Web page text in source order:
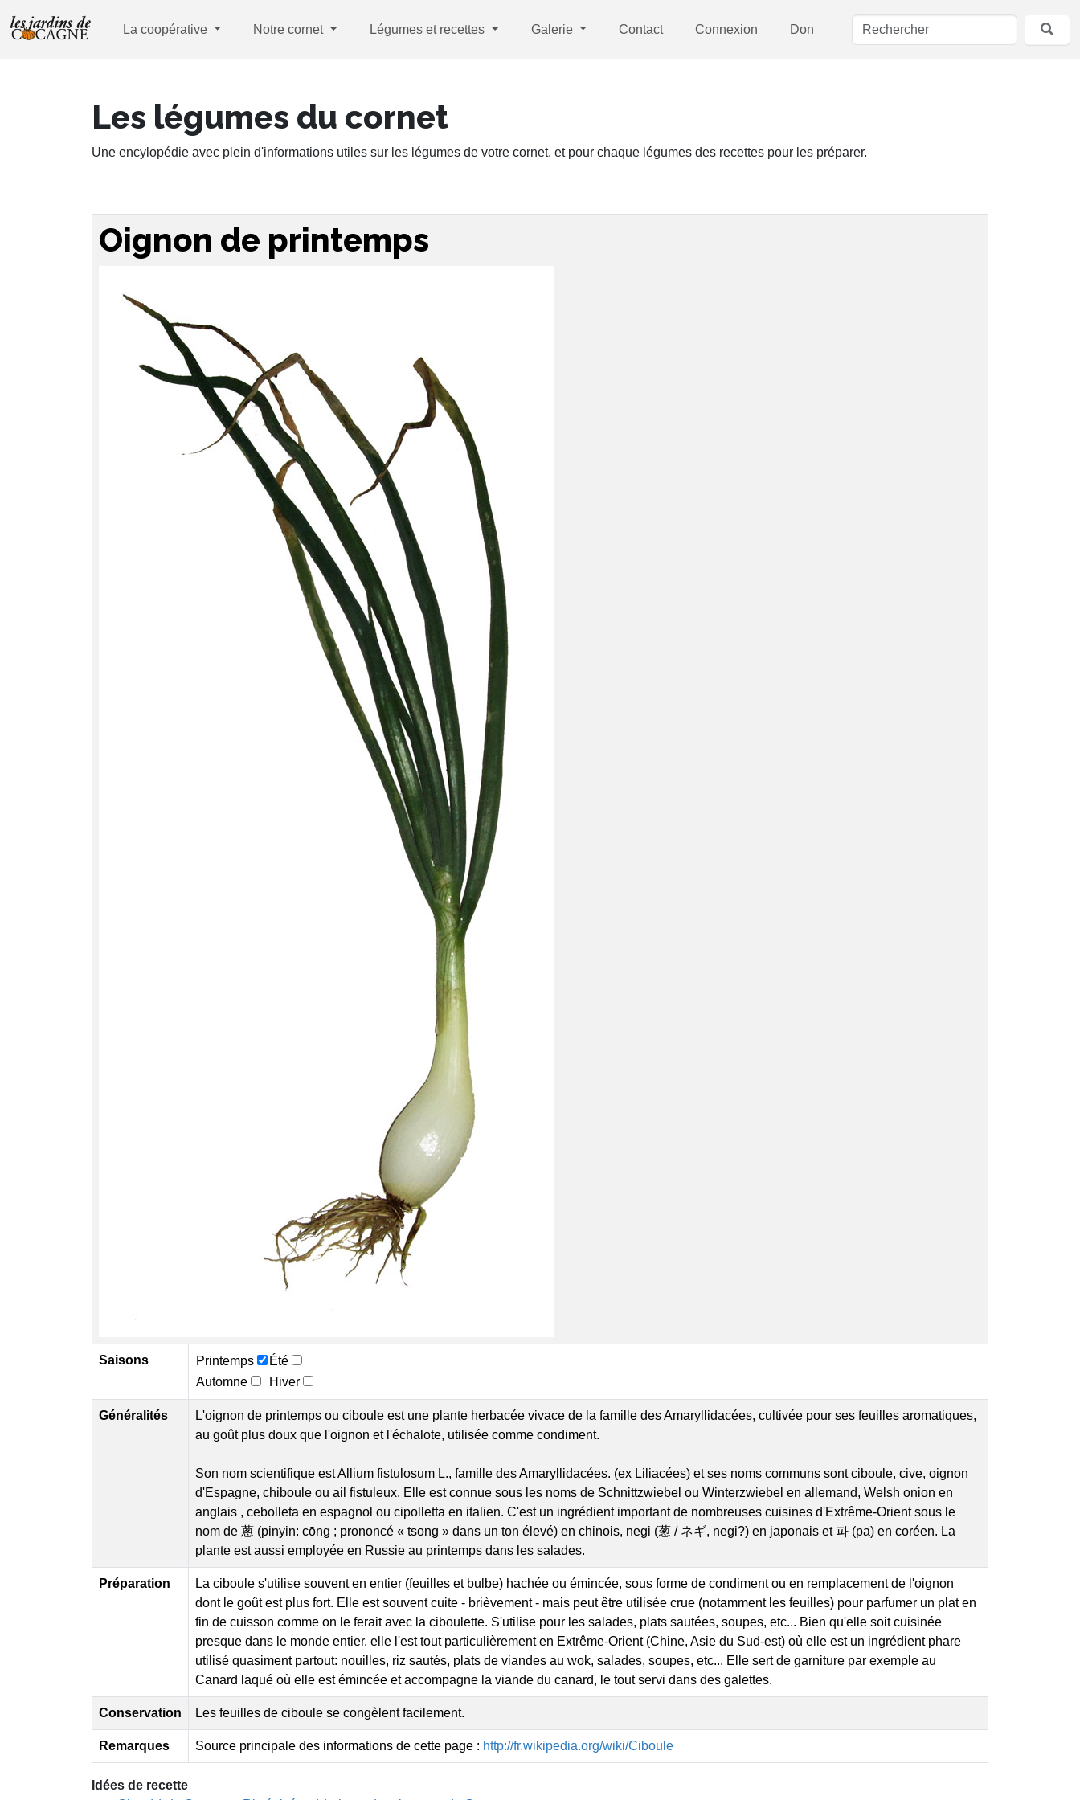
La coopérative Notre cornet Légumes et recettes Galerie Contact Connexion Don
Les légumes du cornet
Une encylopédie avec plein d'informations utiles sur les légumes de votre cornet, et pour chaque légumes des recettes pour les préparer.
Oignon de printemps
Saisons Printemps
Été
Automne
Hiver
Généralités
L'oignon de printemps ou ciboule est une plante herbacée vivace de la famille des Amaryllidacées, cultivée pour ses feuilles aromatiques,
au goût plus doux que l'oignon et l'échalote, utilisée comme condiment.
Son nom scientifique est Allium fistulosum L., famille des Amaryllidacées. (ex Liliacées) et ses noms communs sont ciboule, cive, oignon
d'Espagne, chiboule ou ail fistuleux. Elle est connue sous les noms de Schnittzwiebel ou Winterzwiebel en allemand, Welsh onion en
anglais , cebolleta en espagnol ou cipolletta en italien. C'est un ingrédient important de nombreuses cuisines d'Extrême-Orient sous le
nom de 蔥 (pinyin: cōng ; prononcé « tsong » dans un ton élevé) en chinois, negi (葱 / ネギ, negi?) en japonais et 파 (pa) en coréen. La
plante est aussi employée en Russie au printemps dans les salades.
Préparation
La ciboule s'utilise souvent en entier (feuilles et bulbe) hachée ou émincée, sous forme de condiment ou en remplacement de l'oignon
dont le goût est plus fort. Elle est souvent cuite - brièvement - mais peut être utilisée crue (notamment les feuilles) pour parfumer un plat en
fin de cuisson comme on le ferait avec la ciboulette. S'utilise pour les salades, plats sautées, soupes, etc... Bien qu'elle soit cuisinée
presque dans le monde entier, elle l'est tout particulièrement en Extrême-Orient (Chine, Asie du Sud-est) où elle est un ingrédient phare
utilisé quasiment partout: nouilles, riz sautés, plats de viandes au wok, salades, soupes, etc... Elle sert de garniture par exemple au
Canard laqué où elle est émincée et accompagne la viande du canard, le tout servi dans des galettes.
Conservation Les feuilles de ciboule se congèlent facilement.
Remarques Source principale des informations de cette page : http://fr.wikipedia.org/wiki/Ciboule
Idées de recette